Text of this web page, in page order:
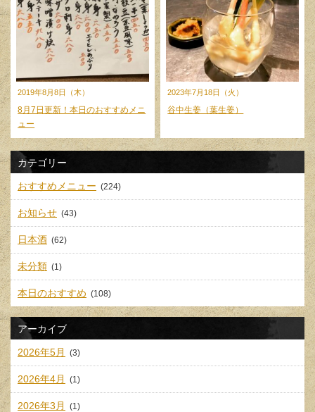
2019年8月8日（木）
8月7日更新！本日のおすすめメニ
ュー
2023年7月18日（火）
谷中生姜（葉生姜）
カテゴリー
おすすめメニュー (224)
お知らせ (43)
日本酒 (62)
未分類 (1)
本日のおすすめ (108)
アーカイブ
2026年5月 (3)
2026年4月 (1)
2026年3月 (1)